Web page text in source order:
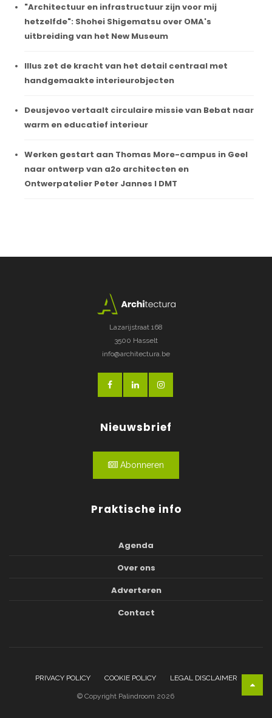
"Architectuur en infrastructuur zijn voor mij
hetzelfde": Shohei Shigematsu over OMA's
uitbreiding van het New Museum
Illus zet de kracht van het detail centraal met
handgemaakte interieurobjecten
Deusjevoo vertaalt circulaire missie van Bebat naar
warm en educatief interieur
Werken gestart aan Thomas More-campus in Geel
naar ontwerp van a2o architecten en
Ontwerpatelier Peter Jannes I DMT
Lazarijstraat 168
3500 Hasselt
info@architectura.be
Nieuwsbrief
Abonneren
Praktische info
Agenda
Over ons
Adverteren
Contact
PRIVACY POLICY COOKIE POLICY LEGAL DISCLAIMER
© Copyright Palindroom 2026